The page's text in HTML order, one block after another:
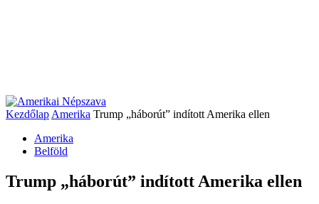
Kezdőlap Amerika Trump „háborút” indított Amerika ellen
Amerika
Belföld
Trump „háborút” indított Amerika ellen